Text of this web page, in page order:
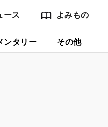
ース よみもの
ンタリー その他